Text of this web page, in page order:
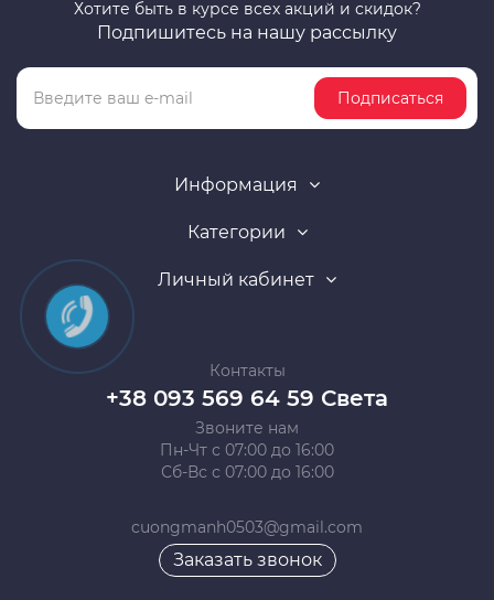
Хотите быть в курсе всех акций и скидок?
Подпишитесь на нашу рассылку
Подписаться
Информация
Категории
Личный кабинет
Контакты
+38 093 569 64 59 Света
Звоните нам
Пн-Чт с 07:00 до 16:00
Сб-Вс с 07:00 до 16:00
cuongmanh0503@gmail.com
Заказать звонок